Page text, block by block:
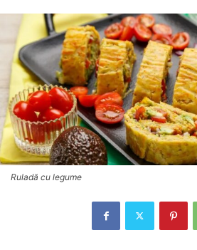
Ruladă cu legume